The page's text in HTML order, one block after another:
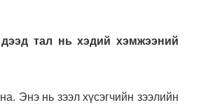
тал нь хэдий хэмжээний
Энэ нь зээл хүсэгчийн зээлийн